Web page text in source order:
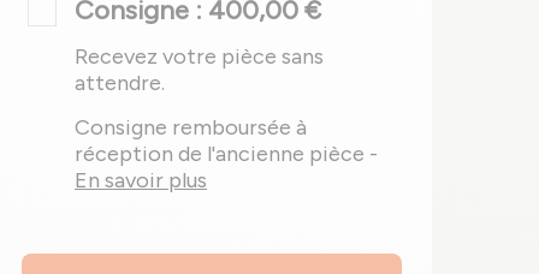
Consigne : 400,00 €
Recevez votre pièce sans
attendre.
Consigne remboursée à
réception de l'ancienne pièce -
En savoir plus